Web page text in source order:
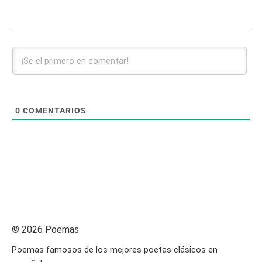
0 COMENTARIOS
© 2026 Poemas
Poemas famosos de los mejores poetas clásicos en